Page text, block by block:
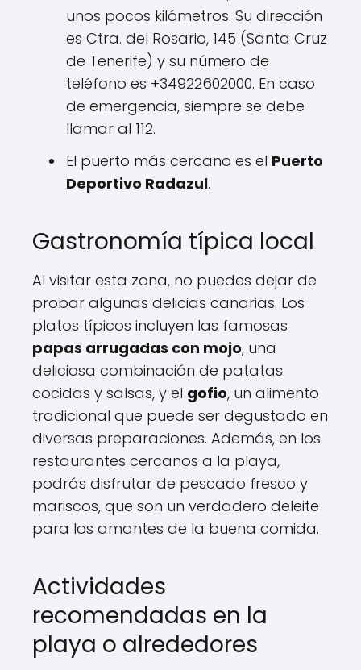
unos pocos kilómetros. Su dirección
es Ctra. del Rosario, 145 (Santa Cruz
de Tenerife) y su número de
teléfono es +34922602000. En caso
de emergencia, siempre se debe
llamar al 112.
El puerto más cercano es el Puerto
Deportivo Radazul.
Gastronomía típica local
Al visitar esta zona, no puedes dejar de
probar algunas delicias canarias. Los
platos típicos incluyen las famosas
papas arrugadas con mojo, una
deliciosa combinación de patatas
cocidas y salsas, y el gofio, un alimento
tradicional que puede ser degustado en
diversas preparaciones. Además, en los
restaurantes cercanos a la playa,
podrás disfrutar de pescado fresco y
mariscos, que son un verdadero deleite
para los amantes de la buena comida.
Actividades
recomendadas en la
playa o alrededores